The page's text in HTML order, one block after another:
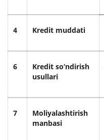
4 Kredit muddati
6
Kredit so‘ndirish
usullari
7
Moliyalashtirish
manbasi